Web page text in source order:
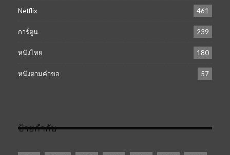
Netflix 461
การ์ตูน 239
หนังไทย 180
หนังตามคำขอ 57
ป้ายกำกับ